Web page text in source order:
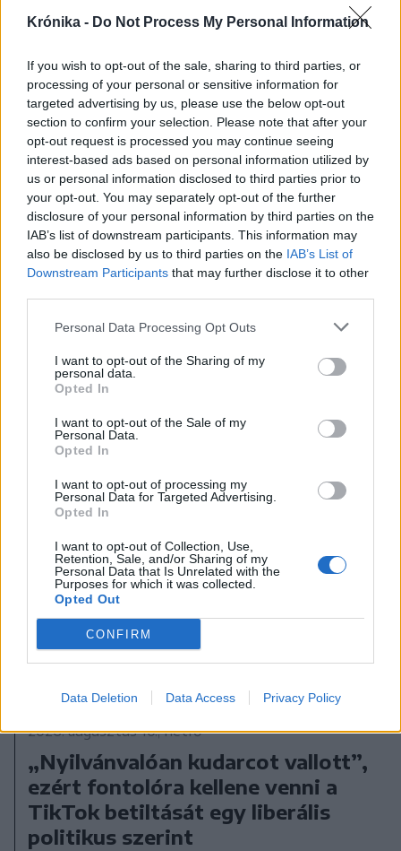
Krónika - Do Not Process My Personal Information
If you wish to opt-out of the sale, sharing to third parties, or
processing of your personal or sensitive information for
targeted advertising by us, please use the below opt-out
section to confirm your selection. Please note that after your
opt-out request is processed you may continue seeing
interest-based ads based on personal information utilized by
us or personal information disclosed to third parties prior to
your opt-out. You may separately opt-out of the further
disclosure of your personal information by third parties on the
IAB’s list of downstream participants. This information may
also be disclosed by us to third parties on the IAB’s List of
Downstream Participants that may further disclose it to other
Personal Data Processing Opt Outs
I want to opt-out of the Sharing of my
personal data.
Opted In
I want to opt-out of the Sale of my
Personal Data.
Opted In
I want to opt-out of processing my
Personal Data for Targeted Advertising.
Opted In
I want to opt-out of Collection, Use,
Retention, Sale, and/or Sharing of my
Personal Data that Is Unrelated with the
Purposes for which it was collected.
Opted Out
CONFIRM
Data Deletion Data Access Privacy Policy
2026. augusztus 10., hétfő
Agresszív sofőrök réme a jól
működő állampolgári bejelentés
2026. augusztus 10., hétfő
„Nyilvánvalóan kudarcot vallott”,
ezért fontolóra kellene venni a
TikTok betiltását egy liberális
politikus szerint